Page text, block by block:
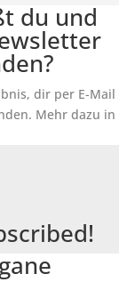
du und
dir per E-Mail
Mehr dazu in